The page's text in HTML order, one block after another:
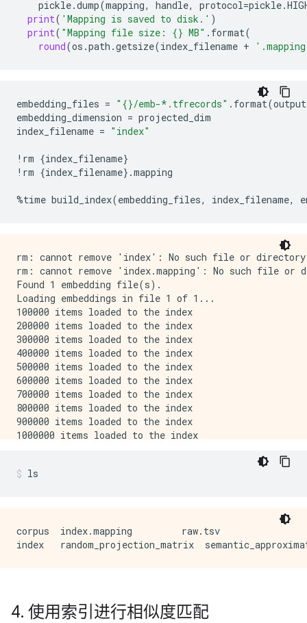
pickle.dump(mapping, handle, protocol=pickle.
print( 'Mapping is saved to disk.' )
print( "Mapping file size: {} MB" . format(
round(os .path .getsize(index_filename +
embedding_files = " {}/emb-*.tfrecords" . format(
embedding_dimension = projected_dim
index_filename = "index"
! rm {index_filename}
! rm {index_filename} .mapping
%time build_index(embedding_files, index_filename,
rm: cannot remove 'index': No such file or directory
rm: cannot remove 'index.mapping': No such file or
Found 1 embedding file(s).
Loading embeddings in file 1 of 1...
100000 items loaded to the index
200000 items loaded to the index
300000 items loaded to the index
400000 items loaded to the index
500000 items loaded to the index
600000 items loaded to the index
700000 items loaded to the index
800000 items loaded to the index
900000 items loaded to the index
1000000 items loaded to the index
Building the index with 100 trees...
Index file size: 1.68 GB
Saving mapping to disk...
ls
corpus  index.mapping         raw.tsv
4. 使用索引进行相似度匹配